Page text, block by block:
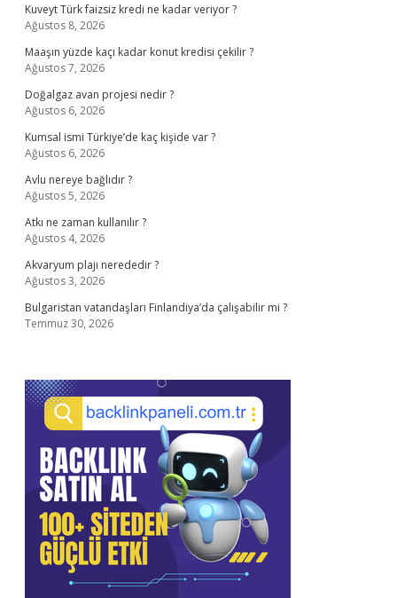
Kuveyt Türk faizsiz kredi ne kadar veriyor ?
Ağustos 8, 2026
Maaşın yüzde kaçı kadar konut kredisi çekilir ?
Ağustos 7, 2026
Doğalgaz avan projesi nedir ?
Ağustos 6, 2026
Kumsal ismi Türkiye’de kaç kişide var ?
Ağustos 6, 2026
Avlu nereye bağlıdır ?
Ağustos 5, 2026
Atkı ne zaman kullanılır ?
Ağustos 4, 2026
Akvaryum plajı nerededir ?
Ağustos 3, 2026
Bulgaristan vatandaşları Finlandiya’da çalışabilir mi ?
Temmuz 30, 2026